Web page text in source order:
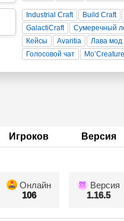
Industrial Craft Build Craft
GalactiCraft
Сумеречный
Кейсы
Avaritia Лава мод
Голосовой чат
Игроков Версия
Онлайн
106
Версия
1.16.5